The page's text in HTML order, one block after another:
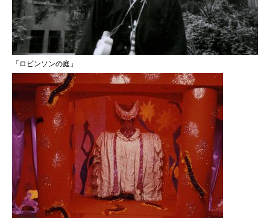
「ロビンソンの庭」